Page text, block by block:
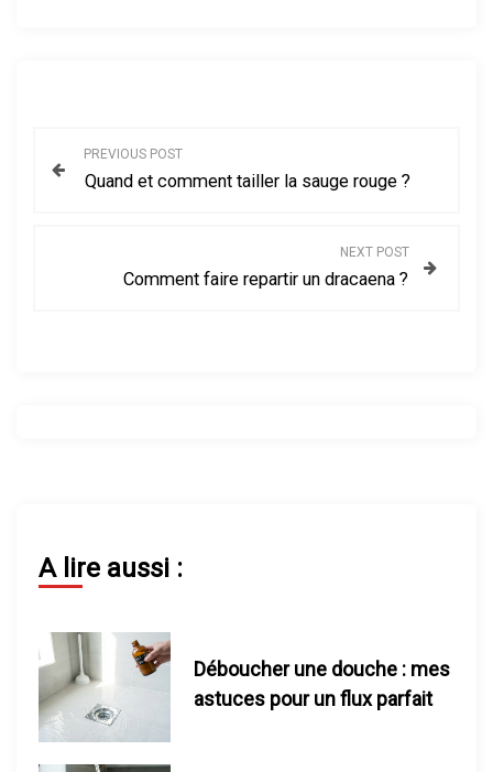
o
n
d
e
l
PREVIOUS POST
Quand et comment tailler la sauge rouge ?
NEXT POST
Comment faire repartir un dracaena ?
A lire aussi :
Déboucher une douche : mes
astuces pour un flux parfait